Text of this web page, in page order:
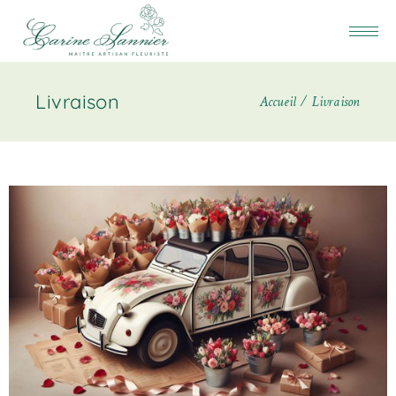
Livraison Accueil Livraison